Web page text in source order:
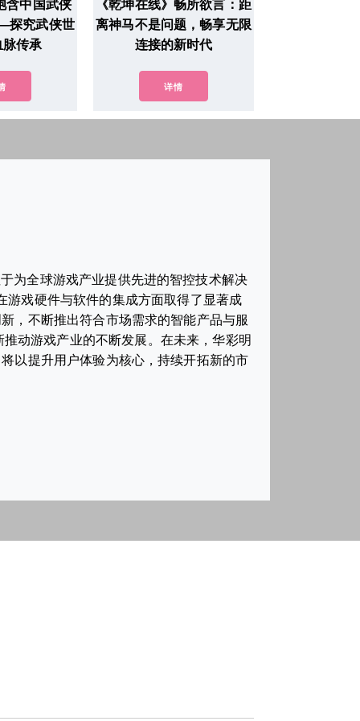
含中国武侠
探究武侠世
脉传承
《乾坤在线》畅所欲言：距
离神马不是问题，畅享无限
连接的新时代
详情
为全球游戏产业提供先进的智控技术解决
游戏硬件与软件的集成方面取得了显著成
，不断推出符合市场需求的智能产品与服
动游戏产业的不断发展。在未来，华彩明
以提升用户体验为核心，持续开拓新的市